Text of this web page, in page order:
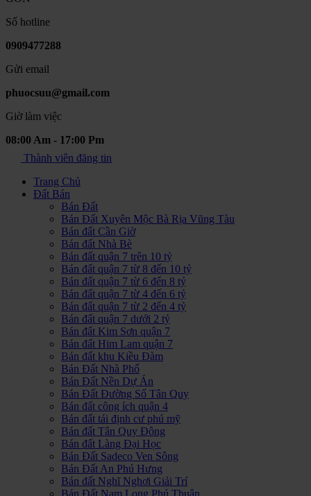
Số hotline
0909477288
Gửi email
phuocsuu@gmail.com
Giờ làm việc
08:00 Am - 17:00 Pm
Thành viên đăng tin
Trang Chủ
Đất Bán
Bán Đất
Bán Đất Xuyên Mộc Bà Rịa Vũng Tàu
Bán đất Cần Giờ
Bán đất Nhà Bè
Bán đất quận 7 trên 10 tỷ
Bán đất quận 7 từ 8 đến 10 tỷ
Bán đất quận 7 từ 6 đến 8 tỷ
Bán đất quận 7 từ 4 đến 6 tỷ
Bán đất quận 7 từ 2 đến 4 tỷ
Bán đất quận 7 dưới 2 tỷ
Bán đất Kim Sơn quận 7
Bán đất Him Lam quận 7
Bán đất khu Kiều Đàm
Bán Đất Nhà Phố
Bán Đất Nền Dự Án
Bán Đất Đường Số Tân Quy
Bán đất công ích quận 4
Bán đất tái định cư phú mỹ
Bán đất Tân Quy Đông
Bán đất Làng Đại Học
Bán Đất Sadeco Ven Sông
Bán Đất An Phú Hưng
Bán đất Nghĩ Nghơi Giải Trí
Bán Đất Nam Long Phú Thuận